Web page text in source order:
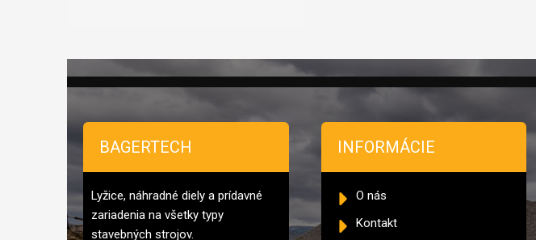
BAGERTECH
Lyžice, náhradné diely a prídavné
zariadenia na všetky typy
stavebných strojov.
INFORMÁCIE
O nás
Kontakt